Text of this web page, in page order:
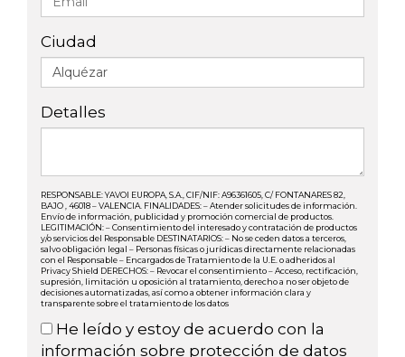
Ciudad
Detalles
RESPONSABLE: YAVOI EUROPA, S.A., CIF/NIF: A96361605, C/ FONTANARES 82,
BAJO , 46018 – VALENCIA. FINALIDADES: – Atender solicitudes de información.
Envío de información, publicidad y promoción comercial de productos.
LEGITIMACIÓN: – Consentimiento del interesado y contratación de productos
y/o servicios del Responsable DESTINATARIOS: – No se ceden datos a terceros,
salvo obligación legal – Personas físicas o jurídicas directamente relacionadas
con el Responsable – Encargados de Tratamiento de la U.E. o adheridos al
Privacy Shield DERECHOS: – Revocar el consentimiento – Acceso, rectificación,
supresión, limitación u oposición al tratamiento, derecho a no ser objeto de
decisiones automatizadas, así como a obtener información clara y
transparente sobre el tratamiento de los datos
He leído y estoy de acuerdo con la
información sobre protección de datos